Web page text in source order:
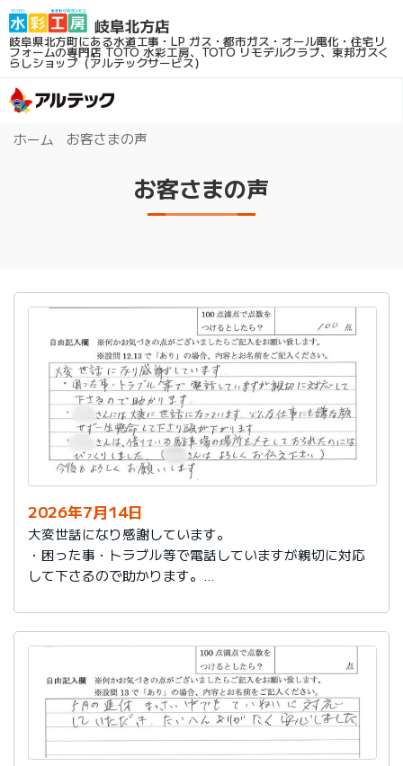
岐阜県北方町にある水道工事・LP ガス・都市ガス・オール電化・住宅リ
フォームの専門店TOTO 水彩工房、TOTO リモデルクラブ、東邦ガスく
らしショップ（アルテックサービス）
ホーム お客さまの声
お客さまの声
2026年7月14日
大変世話になり感謝しています。
・困った事・トラブル等で電話していますが親切に対応
して下さるので助かります。
にも嫌な顔せず一生懸命して下さり頭が下がります。
・社員さんは、借りている駐車場の場所をメモしておら
れたのにはびっくりしました。（社員さんはよろしくお
伝え下さい）
今後もよろしくお願いします。